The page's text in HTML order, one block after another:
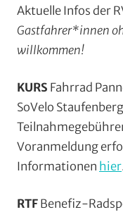
Aktuelle Infos der
Gastfahrer*innen
willkommen!
KURS Fahrrad
SoVelo Staufenberg
Voranmeldung
Informationen hier
RTFBenefiz-